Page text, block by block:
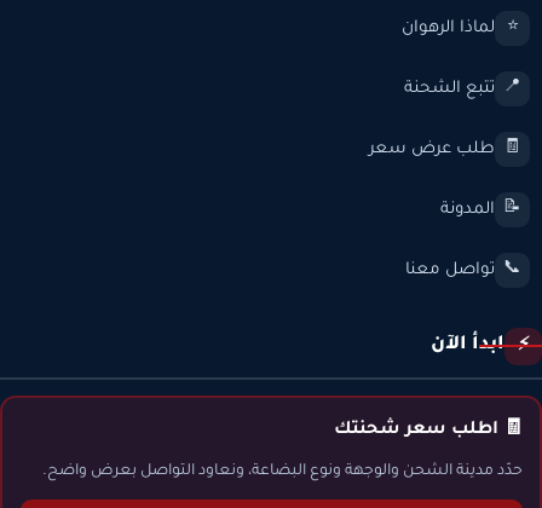
⭐ لماذا الرهوان
📍 تتبع الشحنة
🧾 طلب عرض سعر
📝 المدونة
📞 تواصل معنا
⚡ ابدأ الآن
🧾 اطلب سعر شحنتك
حدّد مدينة الشحن والوجهة ونوع البضاعة، ونعاود التواصل بعرض واضح.